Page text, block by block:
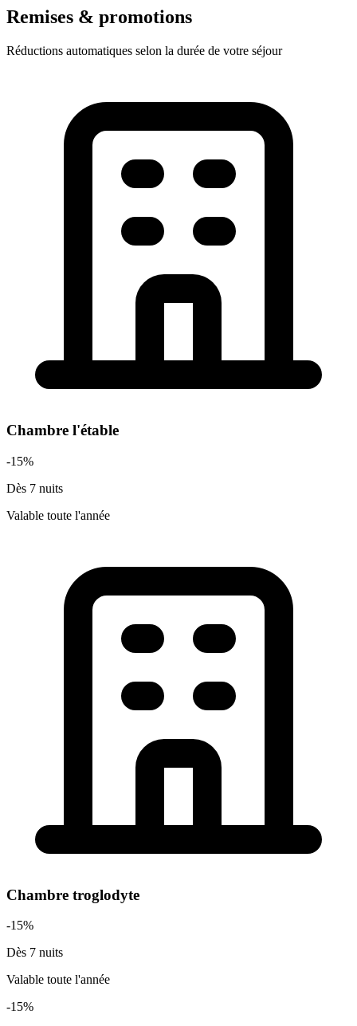
Remises & promotions
Réductions automatiques selon la durée de votre séjour
Chambre l'étable
-15%
Dès 7 nuits
Valable toute l'année
Chambre troglodyte
-15%
Dès 7 nuits
Valable toute l'année
-15%